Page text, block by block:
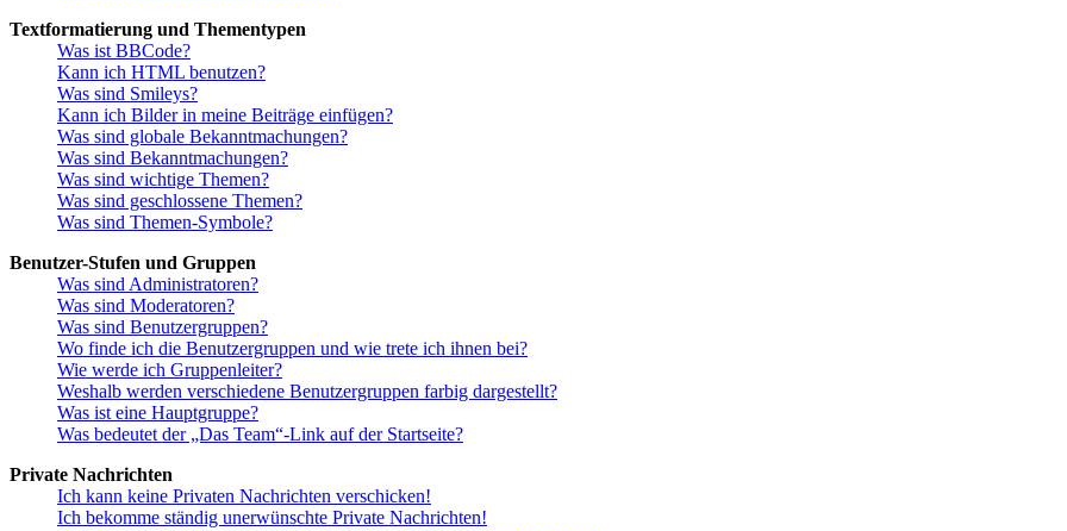
Textformatierung und Thementypen
Was ist BBCode?
Kann ich HTML benutzen?
Was sind Smileys?
Kann ich Bilder in meine Beiträge einfügen?
Was sind globale Bekanntmachungen?
Was sind Bekanntmachungen?
Was sind wichtige Themen?
Was sind geschlossene Themen?
Was sind Themen-Symbole?
Benutzer-Stufen und Gruppen
Was sind Administratoren?
Was sind Moderatoren?
Was sind Benutzergruppen?
Wo finde ich die Benutzergruppen und wie trete ich ihnen bei?
Wie werde ich Gruppenleiter?
Weshalb werden verschiedene Benutzergruppen farbig dargestellt?
Was ist eine Hauptgruppe?
Was bedeutet der „Das Team“-Link auf der Startseite?
Private Nachrichten
Ich kann keine Privaten Nachrichten verschicken!
Ich bekomme ständig unerwünschte Private Nachrichten!